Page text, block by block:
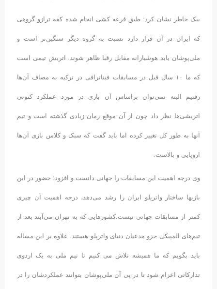
بیک خاطر نشان کرد: طبق قرعه کشی انجام شده کفه ترازو گروهی
که ایران در آن قرار دارد نسبت به گروه دیگر سنگین‌تر است و
ملی‌پوشان باید هوشیارانه مقابل رقبا ظاهر شوند. اتریش تیمی ‌است
که ما ۱۰ سال قبل در مسابقات فیناترافی در ترکیه به مصاف آن‌ها
رفتیم البته نمی‌توان براساس آن بازی در مورد عملکرد کنونی
اتریشی‌ها نظر داد چون از آن موقع زمان زیادی گذشته است و تیم‌
آنها به طور کل تغییر کرده‌ اما باید گفت که سبک و کلاس بازی آن‌ها
اروپایی و بالاست.
وی درجه اهمیت این مسابقات را جهانی دانست و افزود: حضور در این
بازیها ساختار واترپلو ایران را رشد می‌دهد، درجه اهمیت آن چیزی
کمتر از مسابقات جهانی نیست.کشورهایی که به تهران می‌آیند بعد از
تیم‌های المپیکی جزو مدعیان دنیای واترپلو هستند. علاوه بر این مساله
باید بگویم که ما همیشه تلاش می کنیم تا تیم ملی به یک اردوی
تدارکاتی اعزام شود تا در پی آن ملی‌پوشان بتوانند عملکردشان را در